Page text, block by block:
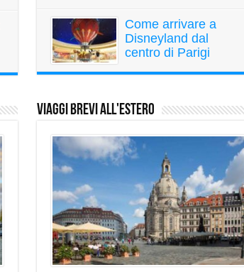
Come arrivare a
Disneyland dal
centro di Parigi
Viaggi Brevi all'Estero